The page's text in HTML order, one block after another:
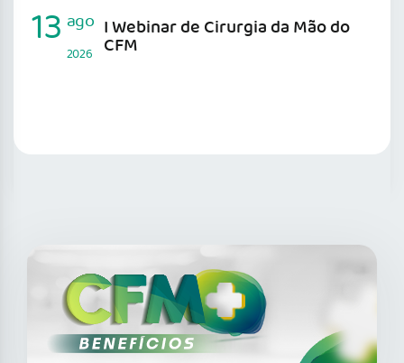
I Webinar de Cirurgia da Mão do
CFM
13 ago
2026
SAIBA MAIS